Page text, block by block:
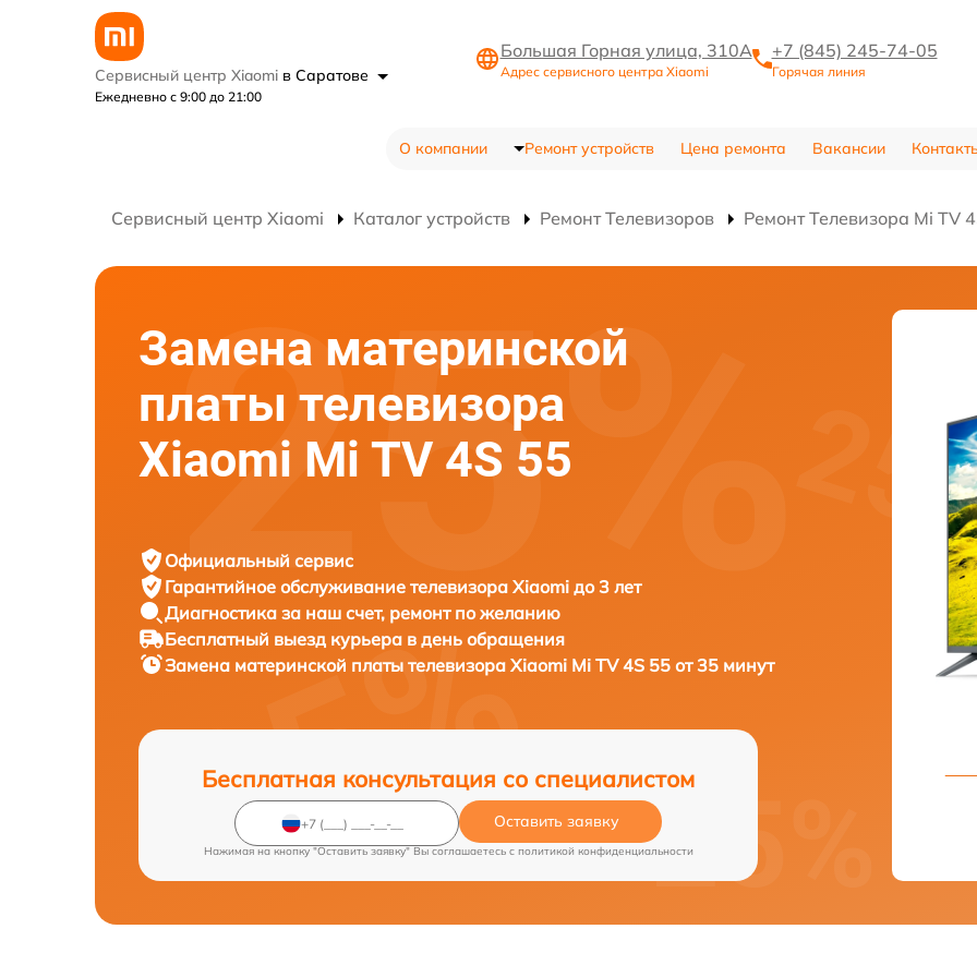
Сервисный центр Xiaomi в Саратове
Ежедневно с 9:00 до 21:00
Большая Горная улица, 310А
Адрес сервисного центра Xiaomi
+7 (845) 245-74-05
Горячая линия
О компании Ремонт устройств Цена ремонта Вакансии
Сервисный центр Xiaomi Каталог устройств Ремонт Телевизоров Ремонт Телевизора Mi TV
Замена материнской
платы телевизора
Xiaomi Mi TV 4S 55
Официальный сервис
Гарантийное обслуживание телевизора Xiaomi до 3 лет
Диагностика за наш счет, ремонт по желанию
Бесплатный выезд курьера в день обращения
Замена материнской платы телевизора Xiaomi Mi TV 4S 55 от 35 минут
Бесплатная консультация со специалистом
Оставить заявку
Нажимая на кнопку "Оставить заявку" Вы соглашаетесь c политикой конфиденциальности